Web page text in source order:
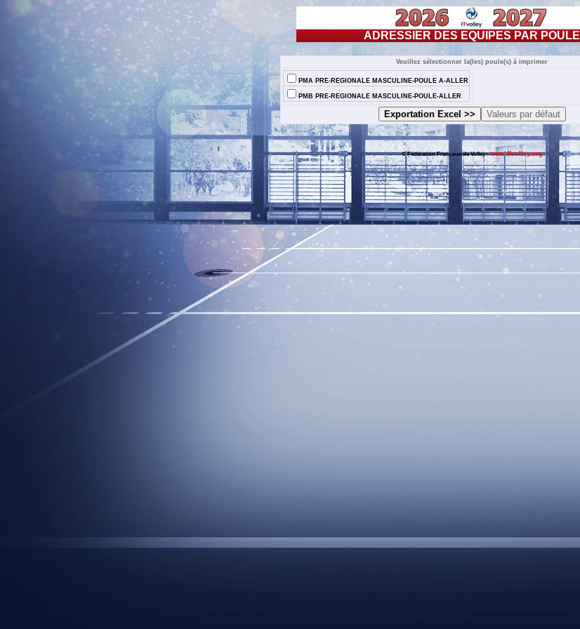
ADRESSIER DES EQUIPES PAR POULE
Veuillez sélectionner la(les) poule(s) à imprimer
PMA PRE-REGIONALE MASCULINE-POULE A-ALLER
PMB PRE-REGIONALE MASCULINE-POULE-ALLER
© Fédération Française de Volley -www.ffvolley.org